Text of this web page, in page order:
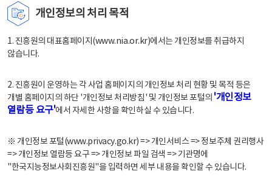
개인정보의 처리 목적
1. 진흥원의 대표홈페이지(www.nia.or.kr)에서는 개인정보를 취급하지
않습니다.
2. 진흥원이 운영하는 각 사업 홈페이지의 개인정보 처리 현황 및 목적 등은
개별 홈페이지의 하단 '개인정보 처리방침' 및 개인정보 포털의 '개인정보
열람등 요구'에서 자세한 사항을 확인하실 수 있습니다.
※ 개인정보 포털(www.privacy.go.kr) => 개인서비스 => 정보주체 권리행사
=> 개인정보 열람등 요구 => 개인정보 파일 검색 => 기관명에
"한국지능정보사회진흥원"을 입력하면 세부 내용을 확인할 수 있습니다.